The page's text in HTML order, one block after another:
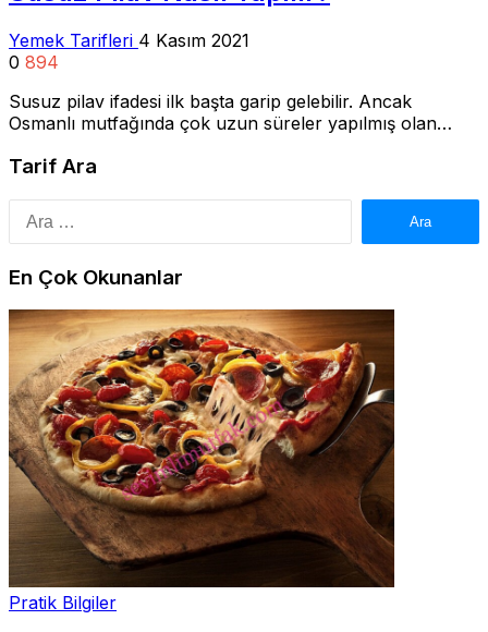
Yemek Tarifleri 4 Kasım 2021
0 894
Susuz pilav ifadesi ilk başta garip gelebilir. Ancak
Osmanlı mutfağında çok uzun süreler yapılmış olan…
Tarif Ara
En Çok Okunanlar
Pratik Bilgiler